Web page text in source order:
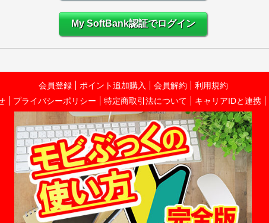
My SoftBank認証でログイン
会員登録 ポイント追加購入 会員解約
利用規約
プライバシーポリシー 特定商取引法について キャリアIDと連携